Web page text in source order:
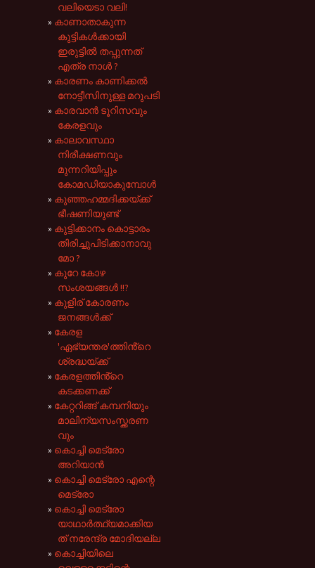
വലിയെടാ വലി!
കാണാതാകുന്ന
കുട്ടികൾക്കായി
ഇരുട്ടിൽ തപ്പുന്നത്
എത്ര നാൾ ?
കാരണം കാണിക്കൽ
നോട്ടീസിനുള്ള മറുപടി
കാരവാൻ ടൂറിസവും
കേരളവും
കാലാവസ്ഥാ
നിരീക്ഷണവും
മുന്നറിയിപ്പും
കോമഡിയാകുമ്പോൾ
കുഞ്ഞഹമ്മദിക്കയ്ക്ക്
ഭീഷണിയുണ്ട്
കുട്ടിക്കാനം കൊട്ടാരം
തിരിച്ചുപിടിക്കാനാവു
മോ ?
കുറേ കോഴ
സംശയങ്ങൾ !!?
കുളിര് കോരണം
ജനങ്ങൾക്ക്
കേരള
'ഏഭ്യന്തര'ത്തിൻ്റെ
ശ്രദ്ധയ്ക്ക്‌
കേരളത്തിൻ്റെ
കടക്കണക്ക്
കേറ്ററിങ്ങ് കമ്പനിയും
മാലിന്യസംസ്ക്കരണ
വും
കൊച്ചി മെട്രോ
അറിയാൻ
കൊച്ചി മെട്രോ എന്റെ
മെട്രോ
കൊച്ചി മെട്രോ
യാഥാർത്ഥ്യമാക്കിയ
ത് നരേന്ദ്ര മോദിയല്ല
കൊച്ചിയിലെ